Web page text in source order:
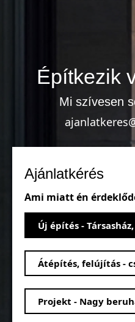
Építkezik
Mi szívesen
Ajánlatkérés
Ami miatt én
Új építés -
Átépítés, felújítás -
Projekt - Nagy